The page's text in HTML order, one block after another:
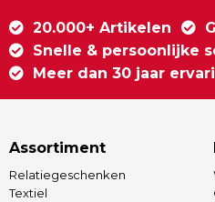
20.000+ Artikelen
Snelle & persoonlijke
Meer dan 30 jaar
Assortiment
Relatiegeschenken
Textiel